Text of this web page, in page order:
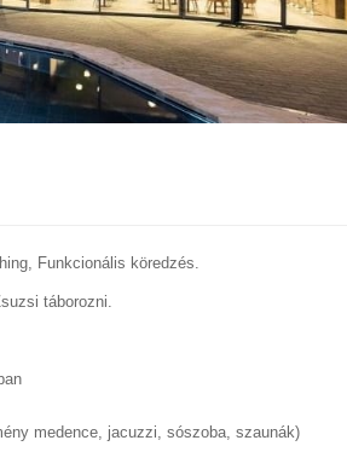
Funkcionális köredzés.
táborozni.
medence, jacuzzi, sószoba, szaunák)